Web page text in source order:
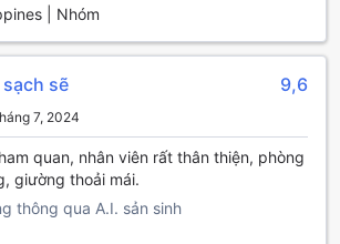
Hotel Veneto, Florence, Ý
Ý, mang đến cho du khách một
đa dạng để lựa chọn. Với các phòng
Room, Junior Suite with Terrace,
Standard Familly Room, Standard
Triple Room và Superior Family
sẽ có nhiều sự lựa chọn phù hợp với nhu
tiết kiệm đến phòng sang trọng,
bảo rằng du khách sẽ có một kỳ nghỉ
| Nhóm
sẽ 9,6
7, 2024
quan, nhân viên rất thân thiện, phòng
giường thoải mái.
thông qua A.I. sản sinh